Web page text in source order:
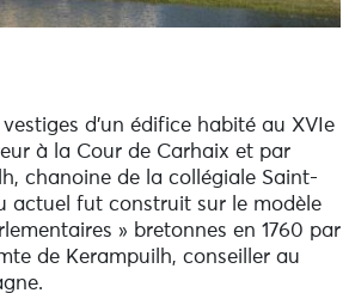
vestiges d'un édifice habité au XVIe
à la Cour de Carhaix et par
chanoine de la collégiale Saint-
actuel fut construit sur le modèle
» bretonnes en 1760 par
de Kerampuilh, conseiller au